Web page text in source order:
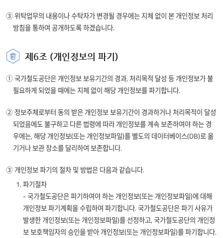
정보
- 공익사업을 위한 토지 등의
취득 및 보상에 관한 법률 제8조
(서류의 발급신청)
취득 및 보상에 관한 법률 제14조
(토지조서 및 물건조서의 작성)
- 공익사업을 위한 토지 등의
취득 및 보상에 관한 법률 시행령
제7조(토지조서 및 물건조서
- 공익사업을 위한 토지 등의
취득 및 보상에 관한 법률 제27조
(토지 및 물건에 관한 조사권등)
- 공익사업을 위한 토지 등의
취득 및 보상에 관한 법률 시행령
처리)
처리목적
- 토지보상을 위한 토지소유자
정보 확인
정보 ]
(필수)
관계인의 이름,
주민등록번호,
주소, 계좌번호
(선택)
[ 개인 ]
③ 위탁업무의 내용이나 수탁자가 변경될 경우에는 지체 없이 본 개인정보 처리
방침을 통하여 공개하도록 하겠습니다.
제6조 (개인정보의 파기)
① 국가철도공단은 개인정보 보유기간의 경과, 처리목적 달성 등 개인정보가 불
필요하게 되었을 때에는 지체 없이 해당 개인정보를 파기합니다.
② 정보주체로부터 동의 받은 개인정보 보유기간이 경과하거나 처리목적이 달성
되었음에도 불구하고 다른 법령에 따라 개인정보를 계속 보존하여야 하는 경
우에는, 해당 개인정보(또는 개인정보파일)를 별도의 데이터베이스(DB)로 옮
기거나 보관 장소를 달리하여 보존합니다.
③ 개인정보 파기의 절차 및 방법은 다음과 같습니다.
1. 파기절차
- 국가철도공단은 파기하여야 하는 개인정보(또는 개인정보파일)에 대해
개인정보 파기계획을 수립하여 파기합니다. 국가철도공단은 파기 사유가
발생한 개인정보(또는 개인정보파일)를 선정하고, 국가철도공단의 개인정
보 보호책임자의 승인을 받아 개인정보(또는 개인정보파일)를 파기합니다.